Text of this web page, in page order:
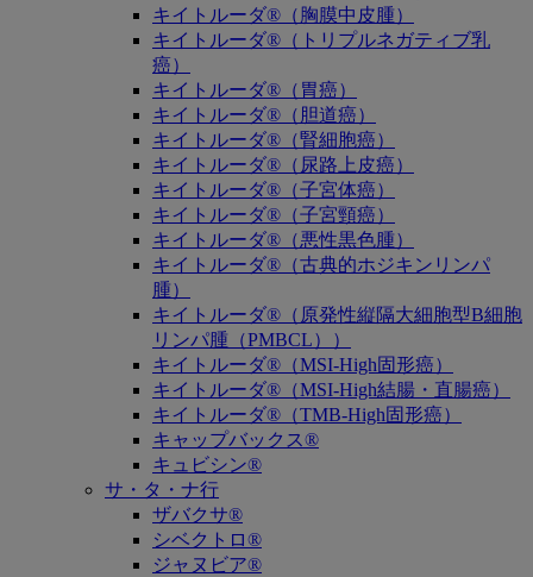
キイトルーダ®（胸膜中皮腫）
キイトルーダ®（トリプルネガティブ乳
癌）
キイトルーダ®（胃癌）
キイトルーダ®（胆道癌）
キイトルーダ®（腎細胞癌）
キイトルーダ®（尿路上皮癌）
キイトルーダ®（子宮体癌）
キイトルーダ®（子宮頸癌）
キイトルーダ®（悪性黒色腫）
キイトルーダ®（古典的ホジキンリンパ
腫）
キイトルーダ®（原発性縦隔大細胞型B細胞
リンパ腫（PMBCL））
キイトルーダ®（MSI-High固形癌）
キイトルーダ®（MSI-High結腸・直腸癌）
キイトルーダ®（TMB-High固形癌）
キャップバックス®
キュビシン®
サ・タ・ナ行
ザバクサ®
シベクトロ®
ジャヌビア®